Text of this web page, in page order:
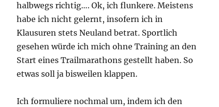
halbwegs richtig…. Ok, ich flunkere. Meistens
habe ich nicht gelernt, insofern ich in
Klausuren stets Neuland betrat. Sportlich
gesehen würde ich mich ohne Training an den
Start eines Trailmarathons gestellt haben. So
etwas soll ja bisweilen klappen.
Ich formuliere nochmal um, indem ich den